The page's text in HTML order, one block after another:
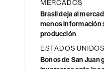
MERCADOS
Brasil deja al
menos información
producción
ESTADOS UNIDOS
Bonos de San Juan